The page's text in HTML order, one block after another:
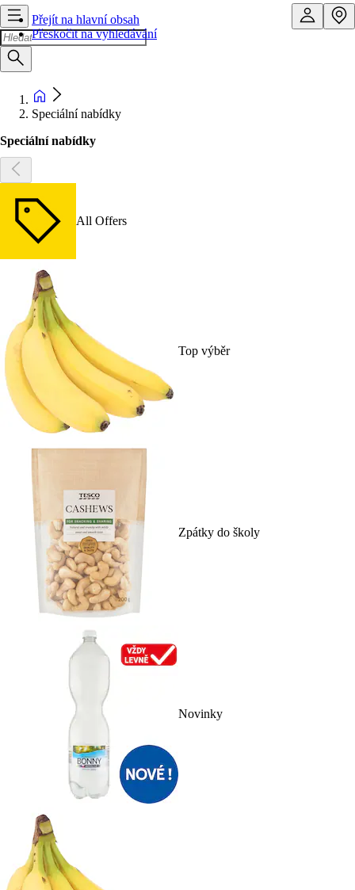
Přejít na hlavní obsah
Přeskočit na vyhledávání
Speciální nabídky
Speciální nabídky
All Offers
Top výběr
Zpátky do školy
Novinky